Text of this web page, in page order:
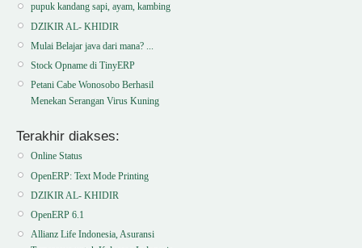
pupuk kandang sapi, ayam, kambing
DZIKIR AL- KHIDIR
Mulai Belajar java dari mana? ...
Stock Opname di TinyERP
Petani Cabe Wonosobo Berhasil
Menekan Serangan Virus Kuning
Terakhir diakses:
Online Status
OpenERP: Text Mode Printing
DZIKIR AL- KHIDIR
OpenERP 6.1
Allianz Life Indonesia, Asuransi